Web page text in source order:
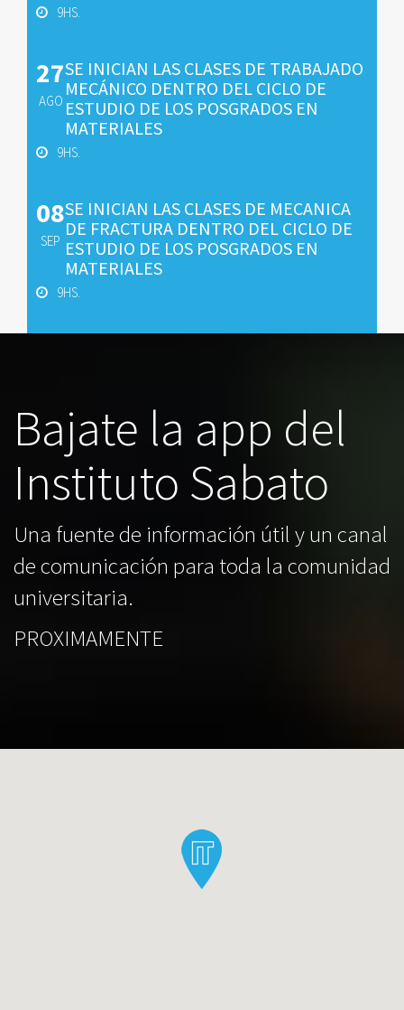
9HS.
27
AGO
SE INICIAN LAS CLASES DE TRABAJADO
MECÁNICO DENTRO DEL CICLO DE
ESTUDIO DE LOS POSGRADOS EN
MATERIALES
9HS.
08
SEP
SE INICIAN LAS CLASES DE MECANICA
DE FRACTURA DENTRO DEL CICLO DE
ESTUDIO DE LOS POSGRADOS EN
MATERIALES
9HS.
Bajate la app del
Instituto Sabato
Una fuente de información útil y un canal
de comunicación para toda la comunidad
universitaria.
PROXIMAMENTE